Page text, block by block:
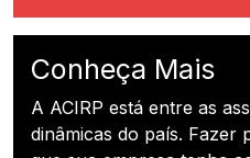
Conheça Mais
A ACIRP está entre as
dinâmicas do país. Fazer